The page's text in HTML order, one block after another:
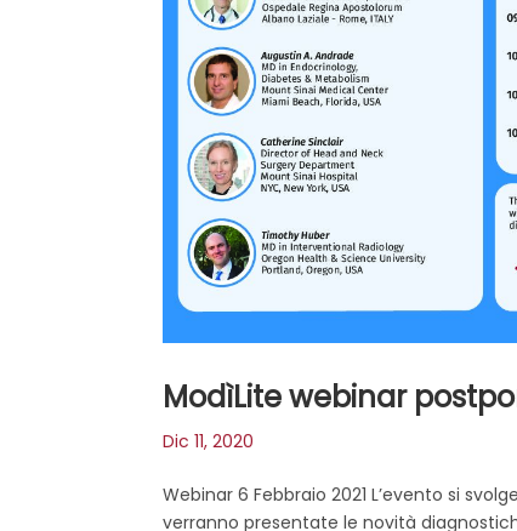
ModìLite webinar
Dic 11, 2020
Webinar 6 Febbraio 2021 L’evento si
verranno presentate le novità